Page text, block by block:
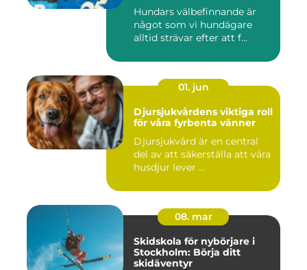
Hundars välbefinnande är
något som vi hundägare
alltid strävar efter att f...
01. jun
Djursjukvårdens viktiga roll
för våra fyrbenta vänner
Djursjukvård är en central
del av att säkerställa att våra
husdjur lever ...
08. mar
Skidskola för nybörjare i
Stockholm: Börja ditt
skidäventyr